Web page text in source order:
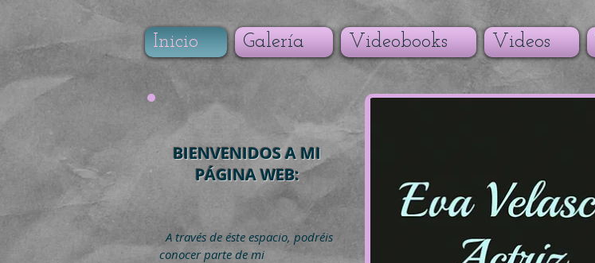
BIENVENIDOS A MI
PÁGINA WEB:
A través de éste espacio, podréis
conocer parte de mi
Inicio Galería Videobooks Videos